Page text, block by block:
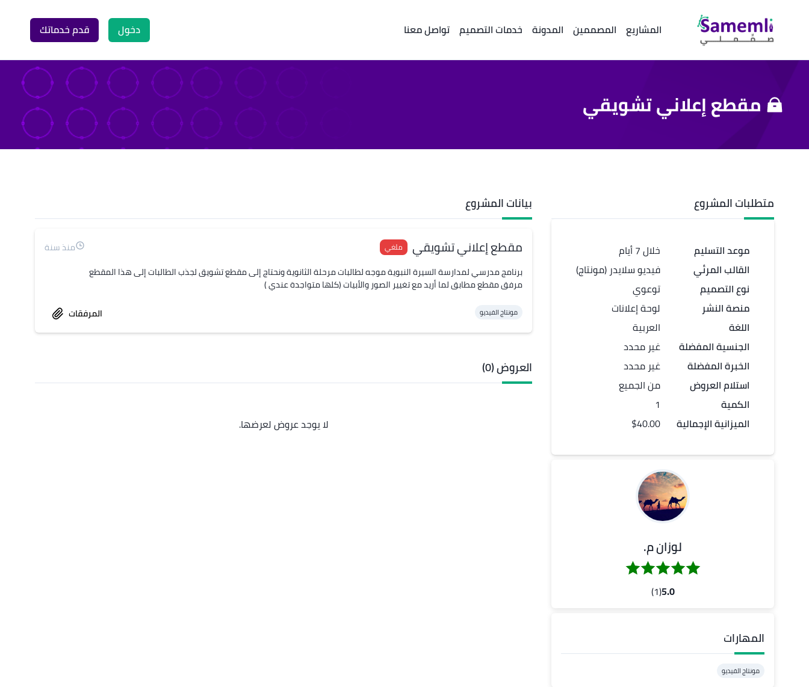
المشاريع المصممين المدونة خدمات التصميم تواصل معنا دخول قدم خدماتك
مقطع إعلاني تشويقي
متطلبات المشروع
موعد التسليم
القالب المرئي
نوع التصميم
منصة النشر
اللغة
الجنسية المفضلة
الخبرة المفضلة
استلام العروض
الكمية
الميزانية الإجمالية
خلال 7 أيام
فيديو سلايدر (مونتاج)
توعوي
لوحة إعلانات
العربية
غير محدد
غير محدد
من الجميع
1
$40.00
لوزان م.
5.0
(1)
المهارات
مونتاج الفيديو
بيانات المشروع
مقطع إعلاني تشويقي ملغي
منذ سنة
‏مرفق مقطع مطابق لما أريد مع تغيير الصور والأبيات (كلها متواجدة عندي )
مونتاج الفيديو المرفقات
العروض (0)
لا يوجد عروض لعرضها.